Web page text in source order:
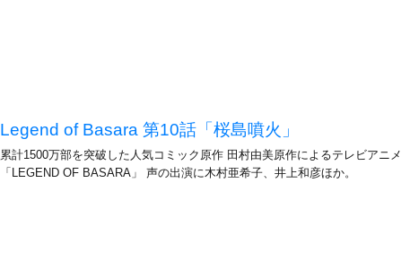
Legend of Basara 第10話「桜島噴火」
累計1500万部を突破した人気コミック原作 田村由美原作によるテレビアニメ
「LEGEND OF BASARA」 声の出演に木村亜希子、井上和彦ほか。